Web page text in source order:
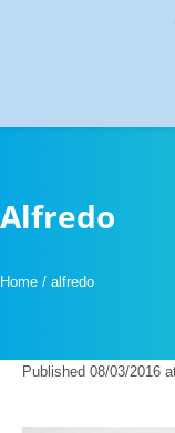
Alfredo
Home / alfredo
Published 08/03/2016